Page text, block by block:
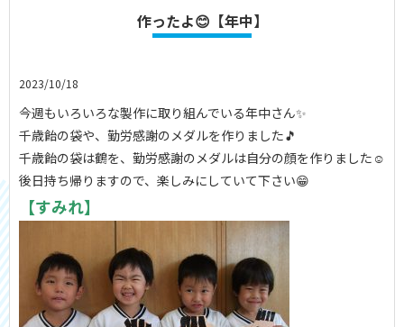
作ったよ😊【年中】
2023/10/18
今週もいろいろな製作に取り組んでいる年中さん✨
千歳飴の袋や、勤労感謝のメダルを作りました🎵
千歳飴の袋は鶴を、勤労感謝のメダルは自分の顔を作りました☺️
後日持ち帰りますので、楽しみにしていて下さい😁
【すみれ】